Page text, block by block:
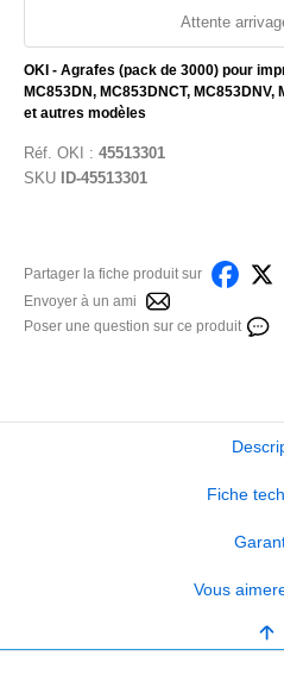
OKI - Agrafes (pack de 3000) pour
MC853DN, MC853DNCT,
et autres modèles
Réf. OKI : 45513301
SKU
ID-45513301
Partager la fiche produit sur
Envoyer à un ami
Poser une question sur ce produit
Attente
Fiche
Vous